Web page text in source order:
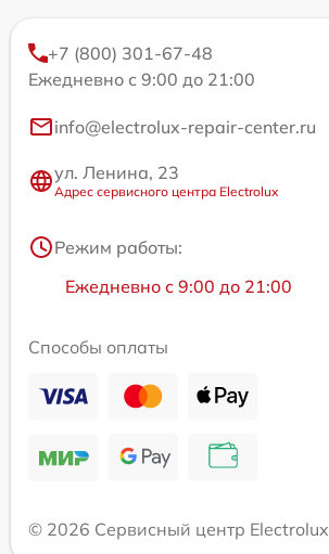
+7 (800) 301-67-48
Ежедневно с 9:00 до 21:00
info@electrolux-repair-center.ru
ул. Ленина, 23
Адрес сервисного центра Electrolux
Режим работы:
Ежедневно с 9:00 до 21:00
Способы оплаты
© 2026 Сервисный центр Electrolux